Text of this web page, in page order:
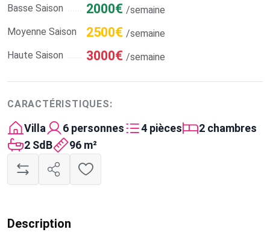
Basse Saison 2000€ /semaine
Moyenne Saison
2500€ /semaine
Haute Saison
3000€ /semaine
CARACTÉRISTIQUES:
Villa 6 personnes 4 pièces
2 chambres
2 SdB
96 m²
Description